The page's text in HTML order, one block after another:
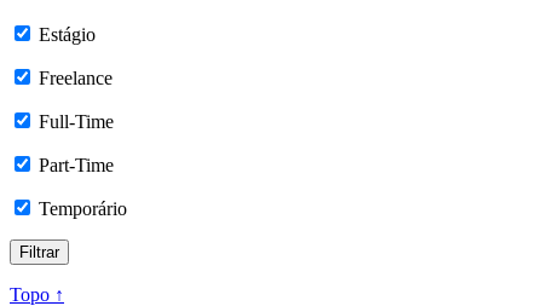
Estágio
Freelance
Full-Time
Part-Time
Temporário
Topo ↑